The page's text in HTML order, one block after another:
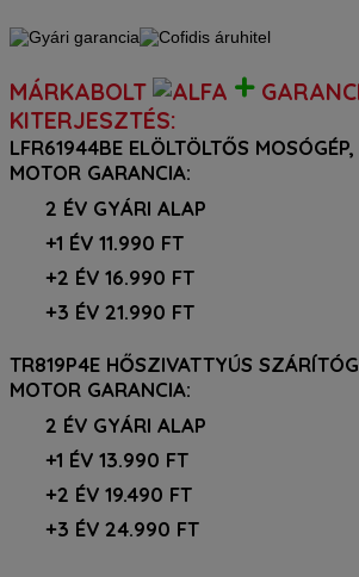
MÁRKABOLT +
KITERJESZTÉS:
LFR61944BE ELÖLTÖLTŐS
MOTOR GARANCIA:
2 ÉV GYÁRI ALAP
+1 ÉV 11.990 FT
+2 ÉV 16.990 FT
+3 ÉV 21.990 FT
TR819P4E HŐSZIVATTYÚS
MOTOR GARANCIA:
2 ÉV GYÁRI ALAP
+1 ÉV 13.990 FT
+2 ÉV 19.490 FT
+3 ÉV 24.990 FT